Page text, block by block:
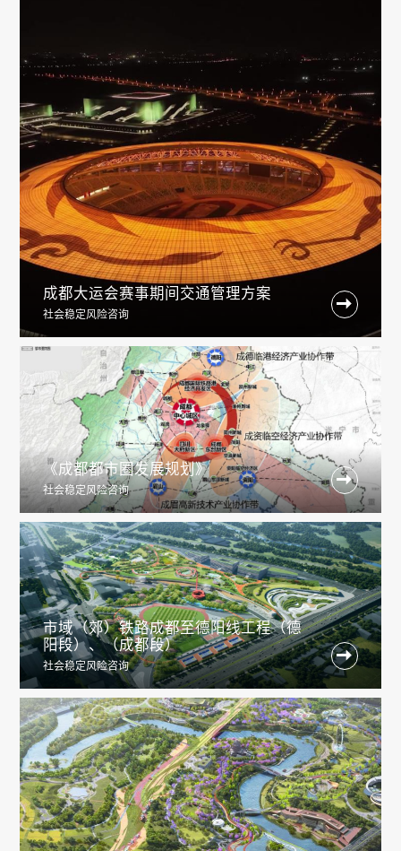
成都大运会赛事期间交通管理方案
社会稳定风险咨询

《成都都市圈发展规划》
社会稳定风险咨询

市域（郊）铁路成都至德阳线工程（德
阳段）、（成都段）
社会稳定风险咨询
